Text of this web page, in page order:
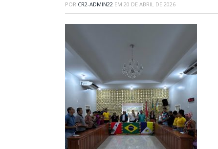
POR CR2-ADMIN22 EM 20 DE ABRIL DE 2026